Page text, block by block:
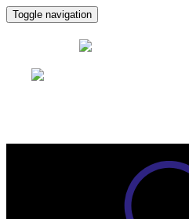
Toggle navigation